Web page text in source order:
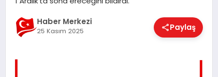
Haber Merkezi
25 Kasım 2025 Paylaş